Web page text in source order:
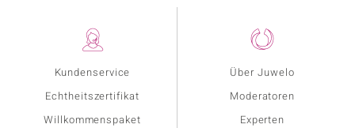
Kundenservice
Echtheitszertifikat
Willkommenspaket
Über Juwelo
Moderatoren
Experten